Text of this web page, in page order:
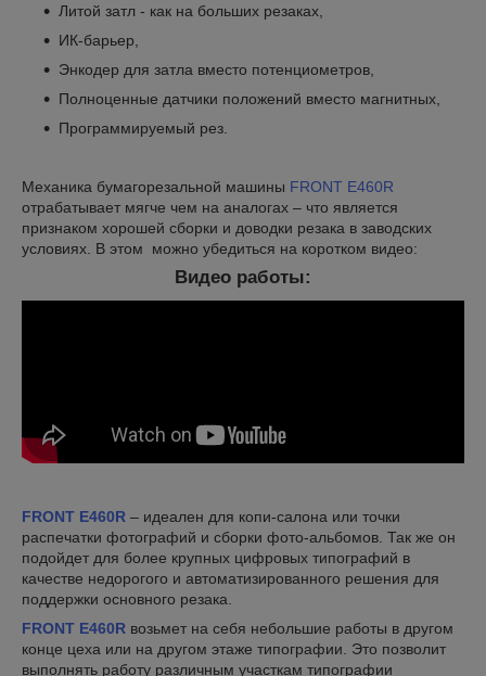
Литой затл - как на больших резаках,
ИК-барьер,
Энкодер для затла вместо потенциометров,
Полноценные датчики положений вместо магнитных,
Программируемый рез.
Механика бумагорезальной машины FRONT E460R
отрабатывает мягче чем на аналогах – что является
признаком хорошей сборки и доводки резака в заводских
условиях. В этом можно убедиться на коротком видео:
Видео работы:
FRONT E460R – идеален для копи-салона или точки
распечатки фотографий и сборки фото-альбомов. Так же он
подойдет для более крупных цифровых типографий в
качестве недорогого и автоматизированного решения для
поддержки основного резака.
FRONT E460R возьмет на себя небольшие работы в другом
конце цеха или на другом этаже типографии. Это позволит
выполнять работу различным участкам типографии